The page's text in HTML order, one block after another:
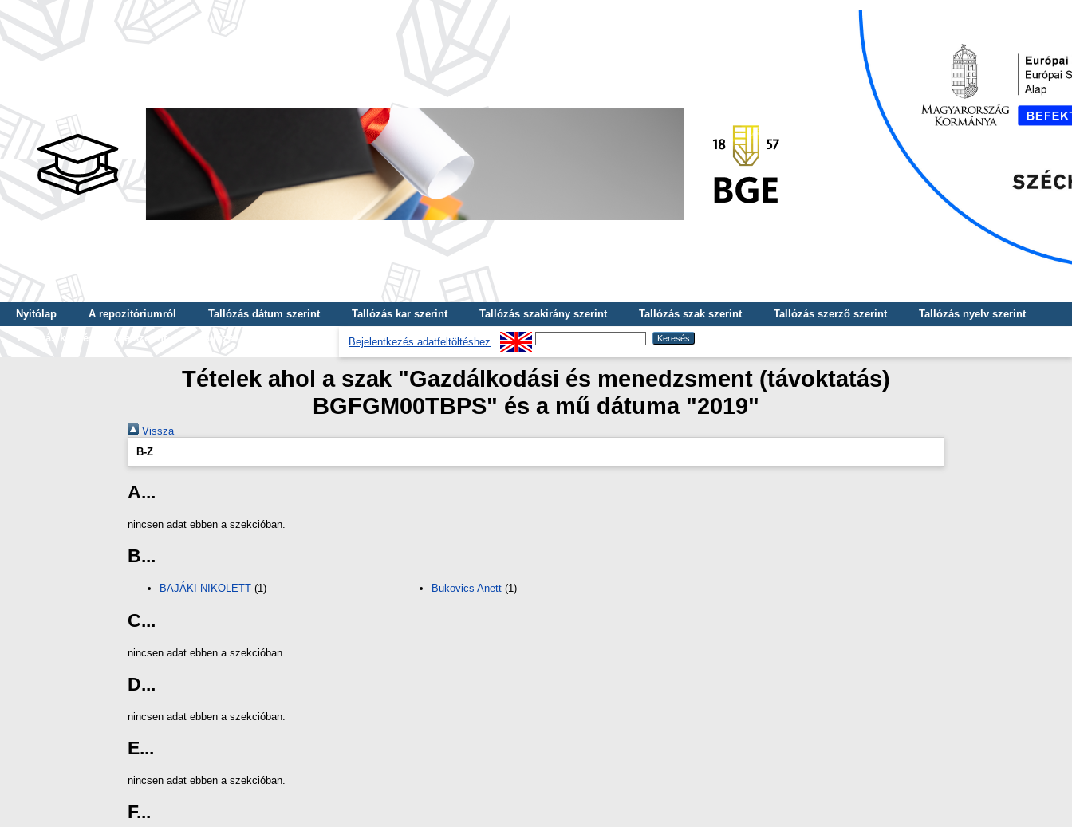
Nyitólap A repozitóriumról Tallózás dátum szerint Tallózás kar szerint Tallózás szakirány szerint Tallózás szak szerint Tallózás szerző szerint
Tallózás nyelv szerint
Tallózás képzés szintje szerint
Tallózás kulcsszó szerint Bejelentkezés adatfeltöltéshez
Tételek ahol a szak "Gazdálkodási és menedzsment (távoktatás)
BGFGM00TBPS" és a mű dátuma "2019"
Vissza
B-Z
A...
nincsen adat ebben a szekcióban.
B...
BAJÁKI NIKOLETT (1) Bukovics Anett (1)
C...
nincsen adat ebben a szekcióban.
D...
nincsen adat ebben a szekcióban.
E...
nincsen adat ebben a szekcióban.
F...